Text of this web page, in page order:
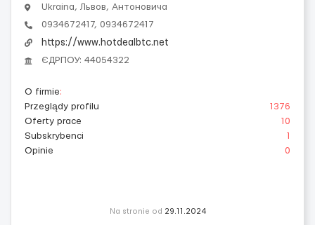
Ukraina, Львов, Антоновича
0934672417, 0934672417
https://www.hotdealbtc.net
ЄДРПОУ: 44054322
O firmie:
Przeglądy profilu
1376
Oferty prace
10
Subskrybenci
1
Opinie
0
Na stronie od 29.11.2024